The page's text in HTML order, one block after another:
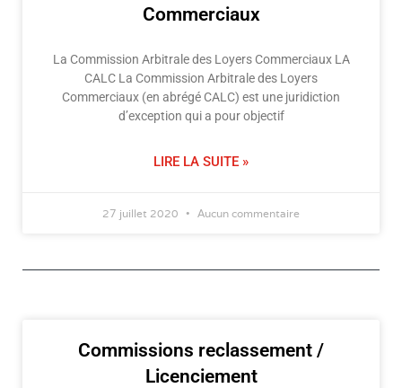
Commerciaux
La Commission Arbitrale des Loyers Commerciaux​ LA
CALC La Commission Arbitrale des Loyers
Commerciaux (en abrégé CALC) est une juridiction
d’exception qui a pour objectif
LIRE LA SUITE »
27 juillet 2020 Aucun commentaire
Commissions reclassement /
Licenciement